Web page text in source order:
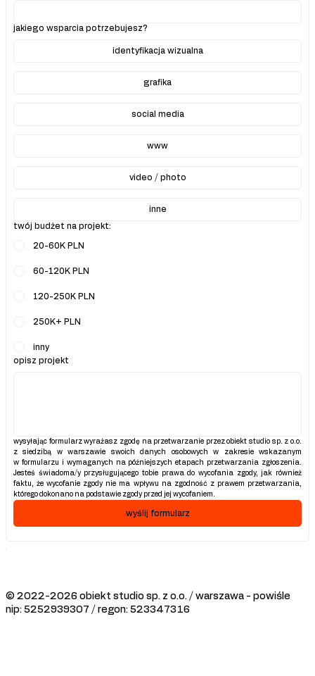
jakiego wsparcia potrzebujesz?
identyfikacja wizualna
grafika
social media
www
video / photo
inne
twój budżet na projekt:
20-60K PLN
60-120K PLN
120-250K PLN
250K+ PLN
inny
opisz projekt
wysyłając formularz wyrażasz zgodę na przetwarzanie przez obiekt studio sp. z o.o.
z siedzibą w warszawie swoich danych osobowych w zakresie wskazanym
w formularzu i wymaganych na późniejszych etapach przetwarzania zgłoszenia.
Jesteś świadoma/y przysługującego tobie prawa do wycofania zgody, jak również
faktu, że wycofanie zgody nie ma wpływu na zgodność z prawem przetwarzania,
którego dokonano na podstawie zgody przed jej wycofaniem.
wyślij formularz
© 2022-2026 obiekt studio sp. z o.o. / warszawa - powiśle
nip: 5252939307 / regon: 523347316